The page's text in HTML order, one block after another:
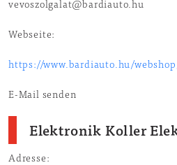
vevoszolgalat@bardiauto.hu
Webseite:
https://www.bardiauto.hu/
E-Mail senden
Elektronik Koller
Adresse: